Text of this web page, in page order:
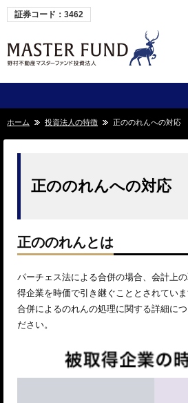
証券コード：3462
ホーム 投資法人の特徴 正ののれんへの対応
正ののれんへの対応
正ののれんとは
パーチェス法による合併の場合、会計上
得企業を時価で引き継ぐこととされていま
合併によるのれんの処理に関する詳細に
ださい。